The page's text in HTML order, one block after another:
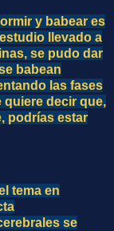
y babear es
llevado a
se pudo dar
babean
las fases
decir que,
podrías estar
tema en
se